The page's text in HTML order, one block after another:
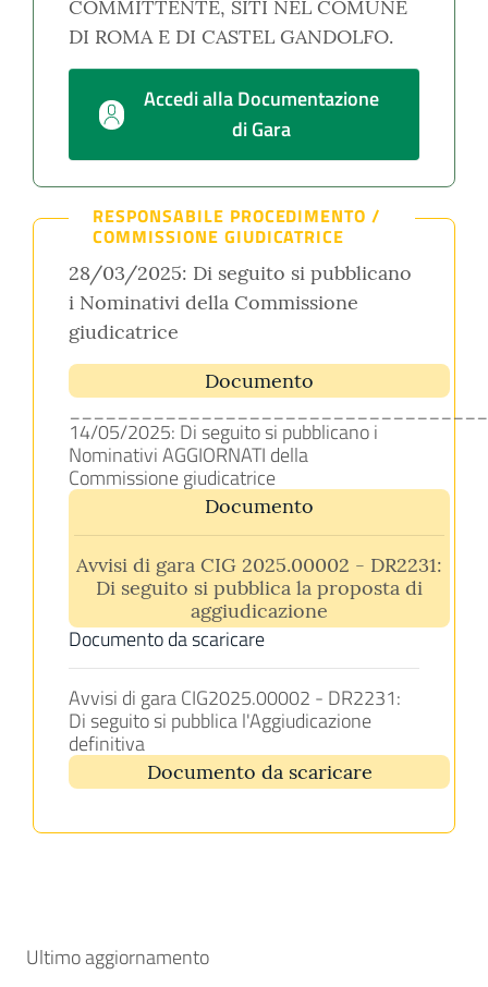
COMMITTENTE, SITI NEL COMUNE
DI ROMA E DI CASTEL GANDOLFO.
Accedi alla Documentazione
di Gara
RESPONSABILE PROCEDIMENTO /
COMMISSIONE GIUDICATRICE
28/03/2025: Di seguito si pubblicano
i Nominativi della Commissione
giudicatrice
Documento
14/05/2025: Di seguito si pubblicano i
Nominativi AGGIORNATI della
Commissione giudicatrice
Documento
Avvisi di gara CIG 2025.00002 - DR2231:
Di seguito si pubblica la proposta di
aggiudicazione
Documento da scaricare
Avvisi di gara CIG2025.00002 - DR2231:
Di seguito si pubblica l'Aggiudicazione
definitiva
Documento da scaricare
Ultimo aggiornamento